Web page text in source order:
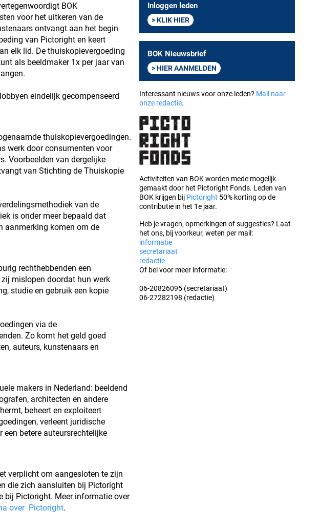
BOK
voor het uitkeren van de
ontvangt aan het begin
van Pictoright en keert
elk lid. De thuiskopievergoeding
als beeldmaker 1x per jaar van
eindelijk gecompenseerd
thuiskopievergoedingen.
werk door consumenten voor
Voorbeelden van dergelijke
van Stichting de Thuiskopie
van de
is onder meer bepaald dat
aanmerking komen om de
rechthebbenden een
mislopen doordat hun werk
studie en gebruik een kopie
via de
Zo komt het geld goed
auteurs, kunstenaars en
makers in Nederland: beeldend
architecten en andere
beheert en exploiteert
verleent juridische
betere auteursrechtelijke
verplicht om aangesloten te zijn
die zich aansluiten bij Pictoright
bij Pictoright. Meer informatie over
over Pictoright.
Inloggen leden
KLIK HIER
BOK Nieuwsbrief
HIER AANMELDEN
Interessant nieuws voor onze leden? Mail naar
onze redactie.
Activiteiten van BOK worden mede mogelijk
gemaakt door het Pictoright Fonds. Leden van
BOK krijgen bij Pictoright 50% korting op de
contributie in het 1e jaar.
Heb je vragen, opmerkingen of suggesties? Laat
het ons, bij voorkeur, weten per mail:
informatie
secretariaat
redactie
Of bel voor meer informatie:
06-20826095 (secretariaat)
06-27282198 (redactie)